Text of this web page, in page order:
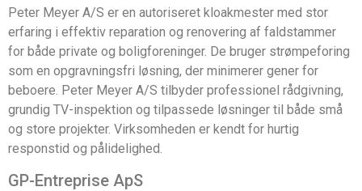
Peter Meyer A/S er en autoriseret kloakmester med stor
erfaring i effektiv reparation og renovering af faldstammer
for både private og boligforeninger. De bruger strømpeforing
som en opgravningsfri løsning, der minimerer gener for
beboere. Peter Meyer A/S tilbyder professionel rådgivning,
grundig TV-inspektion og tilpassede løsninger til både små
og store projekter. Virksomheden er kendt for hurtig
responstid og pålidelighed.
GP-Entreprise ApS